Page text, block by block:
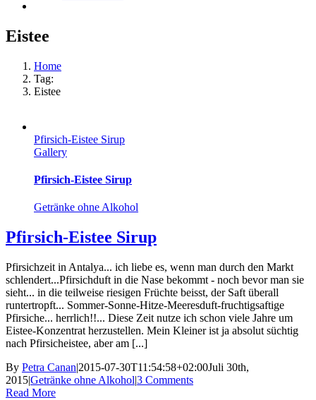
Eistee
Home
Tag:
Eistee
Pfirsich-Eistee Sirup
Gallery
Pfirsich-Eistee Sirup
Getränke ohne Alkohol
Pfirsich-Eistee Sirup
Pfirsichzeit in Antalya... ich liebe es, wenn man durch den Markt
schlendert...Pfirsichduft in die Nase bekommt - noch bevor man sie
sieht... in die teilweise riesigen Früchte beisst, der Saft überall
runtertropft... Sommer-Sonne-Hitze-Meeresduft-fruchtigsaftige
Pfirsiche... herrlich!!... Diese Zeit nutze ich schon viele Jahre um
Eistee-Konzentrat herzustellen. Mein Kleiner ist ja absolut süchtig
nach Pfirsicheistee, aber am [...]
By Petra Canan|2015-07-30T11:54:58+02:00Juli 30th,
2015|Getränke ohne Alkohol|3 Comments
Read More